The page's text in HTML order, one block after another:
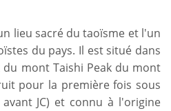
lieu sacré du taoïsme et l'un
du pays. Il est situé dans
mont Taishi Peak du mont
pour la première fois sous
JC) et connu à l'origine